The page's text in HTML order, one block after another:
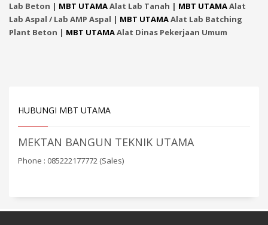
Lab Beton | MBT UTAMAAlat Lab Tanah | MBT UTAMAAlat
Lab Aspal / Lab AMP Aspal | MBT UTAMAAlat Lab Batching
Plant Beton | MBT UTAMAAlat Dinas Pekerjaan Umum
HUBUNGI MBT UTAMA
MEKTAN BANGUN TEKNIK UTAMA
Phone : 085222177772 (Sales)